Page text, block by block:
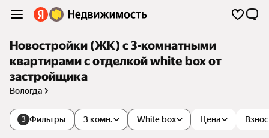
Новостройки (ЖК) с 3-комнатными
квартирами с отделкой white box от
застройщика
Вологда
3 Фильтры Цена
3 комн. White box